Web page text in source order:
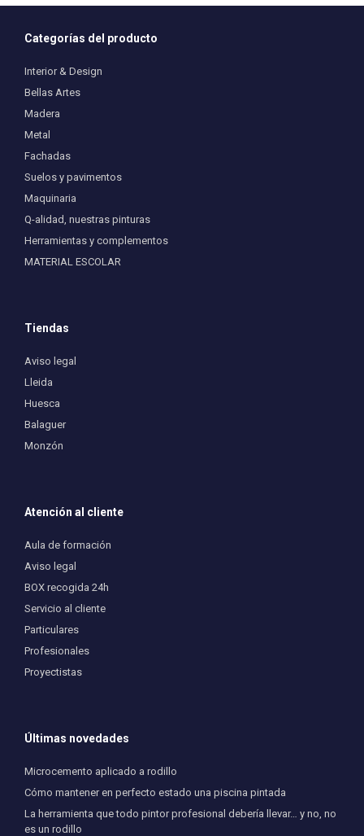
Categorías del producto
Interior & Design
Bellas Artes
Madera
Metal
Fachadas
Suelos y pavimentos
Maquinaria
Q-alidad, nuestras pinturas
Herramientas y complementos
MATERIAL ESCOLAR
Tiendas
Aviso legal
Lleida
Huesca
Balaguer
Monzón
Atención al cliente
Aula de formación
Aviso legal
BOX recogida 24h
Servicio al cliente
Particulares
Profesionales
Proyectistas
Últimas novedades
Microcemento aplicado a rodillo
Cómo mantener en perfecto estado una piscina pintada
La herramienta que todo pintor profesional debería llevar… y no, no
es un rodillo